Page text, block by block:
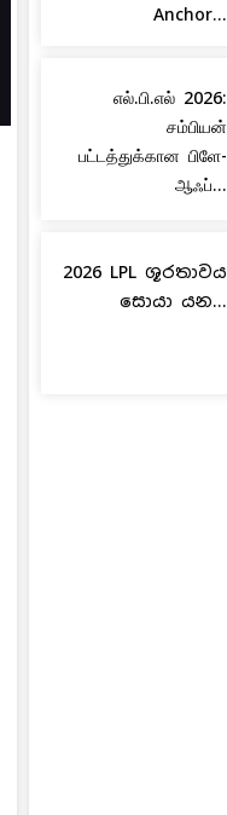
Anchor...
எல்.பி.எல் 2026:
சம்பியன்
பட்டத்துக்கான பிளே-
ஆஃப்...
2026 LPL ශූරතාවය
සොයා යන...